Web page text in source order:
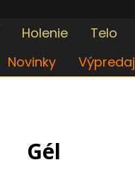
Holenie Telo
Novinky Výpredaj
Gél